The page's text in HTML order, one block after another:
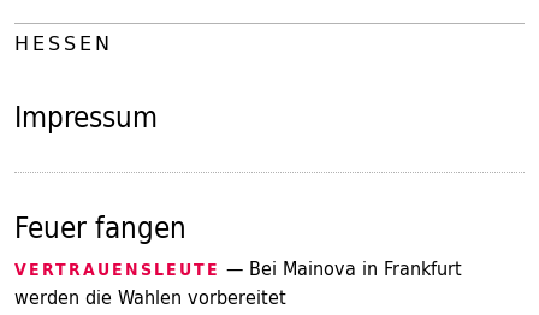
HESSEN
Impressum
Feuer fangen
VERTRAUENSLEUTE — Bei Mainova in Frankfurt
werden die Wahlen vorbereitet